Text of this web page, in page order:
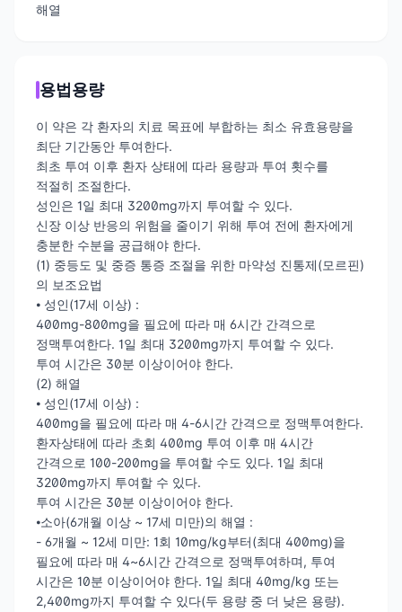
해열
용법용량
이 약은 각 환자의 치료 목표에 부합하는 최소 유효용량을
최단 기간동안 투여한다.
최초 투여 이후 환자 상태에 따라 용량과 투여 횟수를
적절히 조절한다.
성인은 1일 최대 3200mg까지 투여할 수 있다.
신장 이상 반응의 위험을 줄이기 위해 투여 전에 환자에게
충분한 수분을 공급해야 한다.
(1) 중등도 및 중증 통증 조절을 위한 마약성 진통제(모르핀)
의 보조요법
⦁ 성인(17세 이상) :
400mg-800mg을 필요에 따라 매 6시간 간격으로
정맥투여한다. 1일 최대 3200mg까지 투여할 수 있다.
투여 시간은 30분 이상이어야 한다.
(2) 해열
⦁ 성인(17세 이상) :
400mg을 필요에 따라 매 4-6시간 간격으로 정맥투여한다.
환자상태에 따라 초회 400mg 투여 이후 매 4시간
간격으로 100-200mg을 투여할 수도 있다. 1일 최대
3200mg까지 투여할 수 있다.
투여 시간은 30분 이상이어야 한다.
⦁소아(6개월 이상 ~ 17세 미만)의 해열 :
- 6개월 ~ 12세 미만: 1회 10mg/kg부터(최대 400mg)을
필요에 따라 매 4~6시간 간격으로 정맥투여하며, 투여
시간은 10분 이상이어야 한다. 1일 최대 40mg/kg 또는
2,400mg까지 투여할 수 있다(두 용량 중 더 낮은 용량).